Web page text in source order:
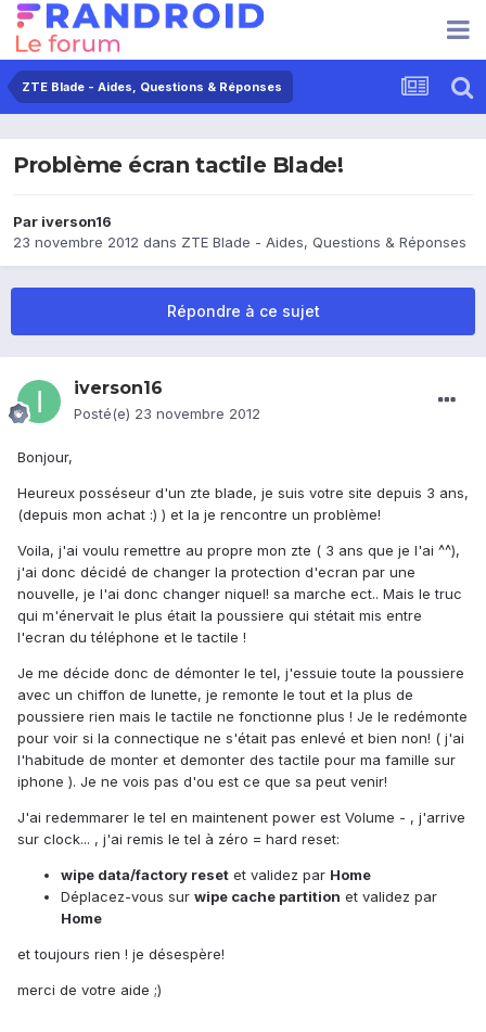
ZTE Blade - Aides, Questions & Réponses
Problème écran tactile Blade!
Par iverson16
23 novembre 2012 dans ZTE Blade - Aides, Questions & Réponses
Répondre à ce sujet
iverson16
Posté(e) 23 novembre 2012
Bonjour,
Heureux posséseur d'un zte blade, je suis votre site depuis 3 ans,
(depuis mon achat :) ) et la je rencontre un problème!
Voila, j'ai voulu remettre au propre mon zte ( 3 ans que je l'ai ^^),
j'ai donc décidé de changer la protection d'ecran par une
nouvelle, je l'ai donc changer niquel! sa marche ect.. Mais le truc
qui m'énervait le plus était la poussiere qui stétait mis entre
l'ecran du téléphone et le tactile !
Je me décide donc de démonter le tel, j'essuie toute la poussiere
avec un chiffon de lunette, je remonte le tout et la plus de
poussiere rien mais le tactile ne fonctionne plus ! Je le redémonte
pour voir si la connectique ne s'était pas enlevé et bien non! ( j'ai
l'habitude de monter et demonter des tactile pour ma famille sur
iphone ). Je ne vois pas d'ou est ce que sa peut venir!
J'ai redemmarer le tel en maintenent power est Volume - , j'arrive
sur clock... , j'ai remis le tel à zéro = hard reset:
wipe data/factory reset et validez par Home
Déplacez-vous sur wipe cache partition et validez par
Home
et toujours rien ! je désespère!
merci de votre aide ;)